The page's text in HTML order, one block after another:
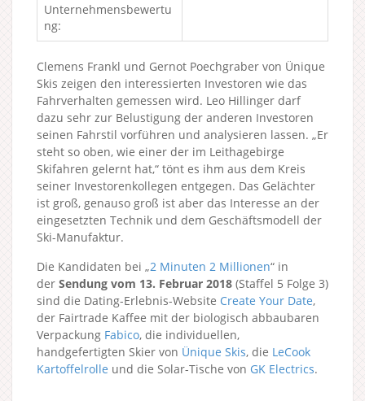
Unternehmensbewertu
ng:
Clemens Frankl und Gernot Poechgraber von Ünique
Skis zeigen den interessierten Investoren wie das
Fahrverhalten gemessen wird. Leo Hillinger darf
dazu sehr zur Belustigung der anderen Investoren
seinen Fahrstil vorführen und analysieren lassen. „Er
steht so oben, wie einer der im Leithagebirge
Skifahren gelernt hat,“ tönt es ihm aus dem Kreis
seiner Investorenkollegen entgegen. Das Gelächter
ist groß, genauso groß ist aber das Interesse an der
eingesetzten Technik und dem Geschäftsmodell der
Ski-Manufaktur.
Die Kandidaten bei „2 Minuten 2 Millionen“ in
der Sendung vom 13. Februar 2018 (Staffel 5 Folge 3)
sind die Dating-Erlebnis-Website Create Your Date,
der Fairtrade Kaffee mit der biologisch abbaubaren
Verpackung Fabico, die individuellen,
handgefertigten Skier von Ünique Skis, die LeCook
Kartoffelrolle und die Solar-Tische von GK Electrics.